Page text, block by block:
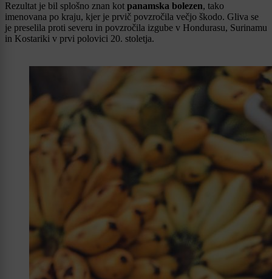
Rezultat je bil splošno znan kot panamska bolezen, tako
imenovana po kraju, kjer je prvič povzročila večjo škodo. Gliva se
je preselila proti severu in povzročila izgube v Hondurasu, Surinamu
in Kostariki v prvi polovici 20. stoletja.